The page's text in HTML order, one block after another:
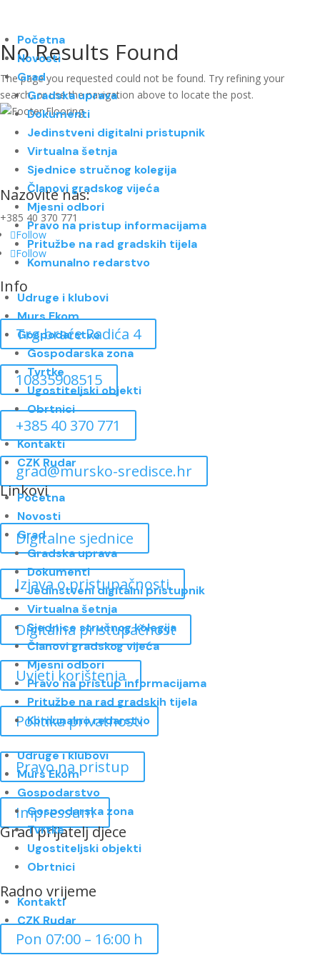
Početna
Novosti
Grad
Gradska uprava
Dokumenti
Jedinstveni digitalni pristupnik
Virtualna šetnja
Sjednice stručnog kolegija
Članovi gradskog vijeća
Mjesni odbori
Pravo na pristup informacijama
Pritužbe na rad gradskih tijela
Komunalno redarstvo
Udruge i klubovi
Murs Ekom
Gospodarstvo
Gospodarska zona
Tvrtke
Ugostiteljski objekti
Obrtnici
Kontakti
CZK Rudar
Početna
Novosti
Grad
Gradska uprava
Dokumenti
Jedinstveni digitalni pristupnik
Virtualna šetnja
Sjednice stručnog kolegija
Članovi gradskog vijeća
Mjesni odbori
Pravo na pristup informacijama
Pritužbe na rad gradskih tijela
Komunalno redarstvo
Udruge i klubovi
Murs Ekom
Gospodarstvo
Gospodarska zona
Tvrtke
Ugostiteljski objekti
Obrtnici
Kontakti
CZK Rudar
No Results Found
The page you requested could not be found. Try refining your
search, or use the navigation above to locate the post.
Nazovite nas:
+385 40 370 771
Follow
Follow
Info
Trg braće Radića 4
10835908515
+385 40 370 771
grad@mursko-sredisce.hr
Linkovi
Digitalne sjednice
Izjava o pristupačnosti
Digitalna pristupačnost
Uvjeti korištenja
Politika privatnosti
Pravo na pristup
Impressum
Grad prijatelj djece
Radno vrijeme
Pon 07:00 – 16:00 h